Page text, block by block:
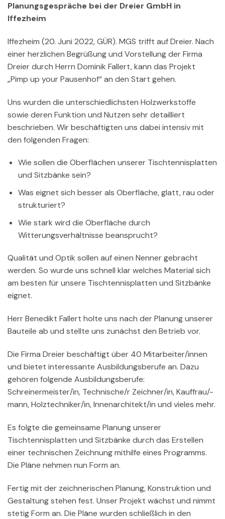
Planungsgespräche bei der Dreier GmbH in
Iffezheim
Iffezheim (20. Juni 2022, GÜR). MGS trifft auf Dreier. Nach
einer herzlichen Begrüßung und Vorstellung der Firma
Dreier durch Herrn Dominik Fallert, kann das Projekt
„Pimp up your Pausenhof“ an den Start gehen.
Uns wurden die unterschiedlichsten Holzwerkstoffe
sowie deren Funktion und Nutzen sehr detailliert
beschrieben. Wir beschäftigten uns dabei intensiv mit
den folgenden Fragen:
Wie sollen die Oberflächen unserer Tischtennisplatten
und Sitzbänke sein?
Was eignet sich besser als Oberfläche, glatt, rau oder
strukturiert?
Wie stark wird die Oberfläche durch
Witterungsverhältnisse beansprucht?
Qualität und Optik sollen auf einen Nenner gebracht
werden. So wurde uns schnell klar welches Material sich
am besten für unsere Tischtennisplatten und Sitzbänke
eignet.
Herr Benedikt Fallert holte uns nach der Planung unserer
Bauteile ab und stellte uns zunächst den Betrieb vor.
Die Firma Dreier beschäftigt über 40 Mitarbeiter/innen
und bietet interessante Ausbildungsberufe an. Dazu
gehören folgende Ausbildungsberufe:
Schreinermeister/in, Technische/r Zeichner/in, Kauffrau/-
mann, Holztechniker/in, Innenarchitekt/in und vieles mehr.
Es folgte die gemeinsame Planung unserer
Tischtennisplatten und Sitzbänke durch das Erstellen
einer technischen Zeichnung mithilfe eines Programms.
Die Pläne nehmen nun Form an.
Fertig mit der zeichnerischen Planung, Konstruktion und
Gestaltung stehen fest. Unser Projekt wächst und nimmt
stetig Form an. Die Pläne wurden schließlich in den